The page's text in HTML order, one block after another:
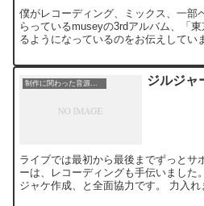
僕がレコーディング、ミックス、一部
らっているmuseyの3rdアルバム、「
るようになっているのをお伝えしてい
制作に関わった音源等の紹介 ジルジャ
ライブでは最初から最後までずっとサ
ーは、レコーディングも手伝いました
ジャケ作成、と全面協力です。 力入れ